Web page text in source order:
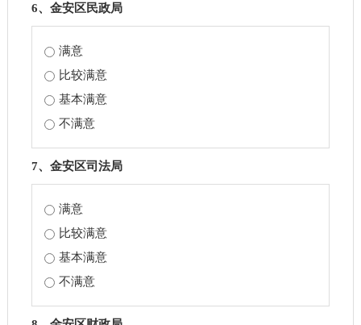
6、金安区民政局
满意
比较满意
基本满意
不满意
7、金安区司法局
满意
比较满意
基本满意
不满意